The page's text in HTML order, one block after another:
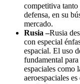
competitiva tanto
defensa, en su
mercado.
Rusia –Rusia
con especial
espacial. El uso
fundamental
espaciales como
aeroespaciales